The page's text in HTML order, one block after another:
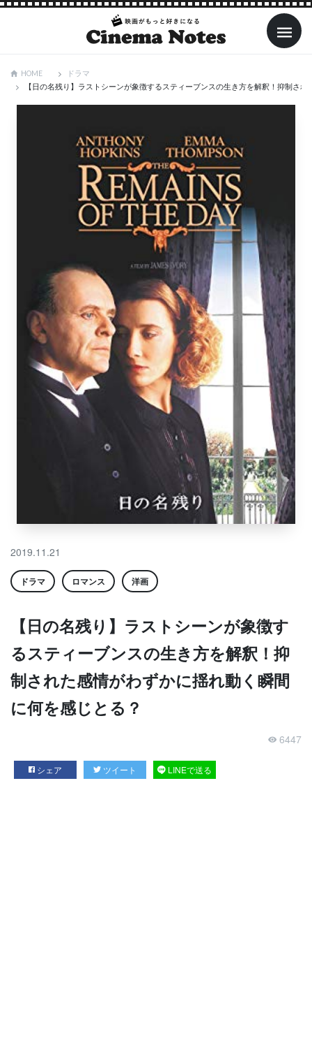
HOME
ドラマ
【日の名残り】ラストシーンが象徴するスティーブンスの生き方を解釈！抑制さ
2019.11.21
ドラマ ロマンス 洋画
【日の名残り】ラストシーンが象徴す
るスティーブンスの生き方を解釈！抑
制された感情がわずかに揺れ動く瞬間
に何を感じとる？
6447
シェア ツイート LINEで送る